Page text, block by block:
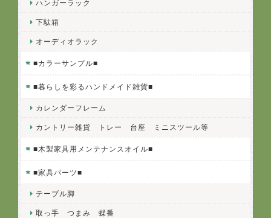
ハンガーラック
下駄箱
オーディオラック
■カラーサンプル■
■暮らしを彩るハンドメイド雑貨■
カレンダーフレーム
カントリー雑貨 トレー 台座 ミニスツール等
■木製家具用メンテナンスオイル■
■家具パーツ■
テーブル脚
取っ手 つまみ 蝶番